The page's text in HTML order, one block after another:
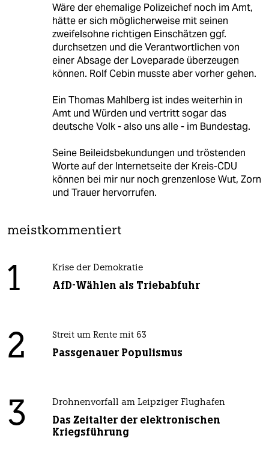
Wäre der ehemalige Polizeichef noch im Amt,
hätte er sich möglicherweise mit seinen
zweifelsohne richtigen Einschätzen ggf.
durchsetzen und die Verantwortlichen von
einer Absage der Loveparade überzeugen
können. Rolf Cebin musste aber vorher gehen.
Ein Thomas Mahlberg ist indes weiterhin in
Amt und Würden und vertritt sogar das
deutsche Volk - also uns alle - im Bundestag.
Seine Beileidsbekundungen und tröstenden
Worte auf der Internetseite der Kreis-CDU
können bei mir nur noch grenzenlose Wut, Zorn
und Trauer hervorrufen.
meistkommentiert
1 Krise der Demokratie
AfD-Wählen als Triebabfuhr
2 Streit um Rente mit 63
Passgenauer Populismus
3 Drohnenvorfall am Leipziger Flughafen
Das Zeitalter der elektronischen
Kriegsführung